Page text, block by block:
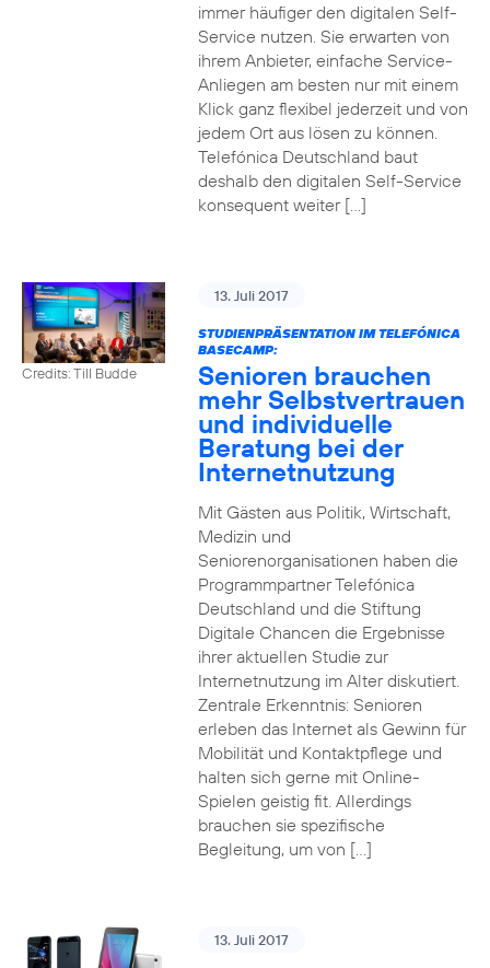
immer häufiger den digitalen Self-
Service nutzen. Sie erwarten von
ihrem Anbieter, einfache Service-
Anliegen am besten nur mit einem
Klick ganz flexibel jederzeit und von
jedem Ort aus lösen zu können.
Telefónica Deutschland baut
deshalb den digitalen Self-Service
konsequent weiter […]
Credits: Till Budde
13. Juli 2017
STUDIENPRÄSENTATION IM TELEFÓNICA
BASECAMP:
Senioren brauchen
mehr Selbstvertrauen
und individuelle
Beratung bei der
Internetnutzung
Mit Gästen aus Politik, Wirtschaft,
Medizin und
Seniorenorganisationen haben die
Programmpartner Telefónica
Deutschland und die Stiftung
Digitale Chancen die Ergebnisse
ihrer aktuellen Studie zur
Internetnutzung im Alter diskutiert.
Zentrale Erkenntnis: Senioren
erleben das Internet als Gewinn für
Mobilität und Kontaktpflege und
halten sich gerne mit Online-
Spielen geistig fit. Allerdings
brauchen sie spezifische
Begleitung, um von […]
13. Juli 2017